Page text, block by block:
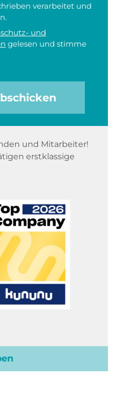
verarbeitet und
und
gelesen und stimme
und Mitarbeiter!
erstklassige